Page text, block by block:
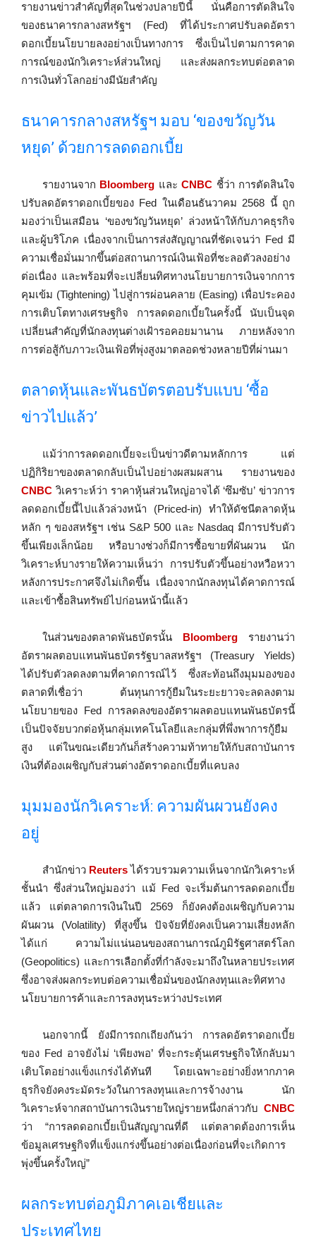
รายงานข่าวสำคัญที่สุดในช่วงปลายปีนี้ นั่นคือการตัดสินใจ
ของธนาคารกลางสหรัฐฯ (Fed) ที่ได้ประกาศปรับลดอัตรา
ดอกเบี้ยนโยบายลงอย่างเป็นทางการ ซึ่งเป็นไปตามการคาด
การณ์ของนักวิเคราะห์ส่วนใหญ่ และส่งผลกระทบต่อตลาด
การเงินทั่วโลกอย่างมีนัยสำคัญ
ธนาคารกลางสหรัฐฯ มอบ ‘ของขวัญวัน
หยุด’ ด้วยการลดดอกเบี้ย
รายงานจาก Bloomberg และCNBC ชี้ว่า การตัดสินใจ
ปรับลดอัตราดอกเบี้ยของ Fed ในเดือนธันวาคม 2568 นี้ ถูก
มองว่าเป็นเสมือน ‘ของขวัญวันหยุด’ ล่วงหน้าให้กับภาคธุรกิจ
และผู้บริโภค เนื่องจากเป็นการส่งสัญญาณที่ชัดเจนว่า Fed มี
ความเชื่อมั่นมากขึ้นต่อสถานการณ์เงินเฟ้อที่ชะลอตัวลงอย่าง
ต่อเนื่อง และพร้อมที่จะเปลี่ยนทิศทางนโยบายการเงินจากการ
คุมเข้ม (Tightening) ไปสู่การผ่อนคลาย (Easing) เพื่อประคอง
การเติบโตทางเศรษฐกิจ การลดดอกเบี้ยในครั้งนี้ นับเป็นจุด
เปลี่ยนสำคัญที่นักลงทุนต่างเฝ้ารอคอยมานาน ภายหลังจาก
การต่อสู้กับภาวะเงินเฟ้อที่พุ่งสูงมาตลอดช่วงหลายปีที่ผ่านมา
ตลาดหุ้นและพันธบัตรตอบรับแบบ ‘ซื้อ
ข่าวไปแล้ว’
แม้ว่าการลดดอกเบี้ยจะเป็นข่าวดีตามหลักการ แต่
ปฏิกิริยาของตลาดกลับเป็นไปอย่างผสมผสาน รายงานของ
CNBC วิเคราะห์ว่า ราคาหุ้นส่วนใหญ่อาจได้ ‘ซึมซับ’ ข่าวการ
ลดดอกเบี้ยนี้ไปแล้วล่วงหน้า (Priced-in) ทำให้ดัชนีตลาดหุ้น
หลัก ๆ ของสหรัฐฯ เช่น S&P 500 และ Nasdaq มีการปรับตัว
ขึ้นเพียงเล็กน้อย หรือบางช่วงก็มีการซื้อขายที่ผันผวน นัก
วิเคราะห์บางรายให้ความเห็นว่า การปรับตัวขึ้นอย่างหวือหวา
หลังการประกาศจึงไม่เกิดขึ้น เนื่องจากนักลงทุนได้คาดการณ์
และเข้าซื้อสินทรัพย์ไปก่อนหน้านี้แล้ว
ในส่วนของตลาดพันธบัตรนั้น Bloomberg รายงานว่า
อัตราผลตอบแทนพันธบัตรรัฐบาลสหรัฐฯ (Treasury Yields)
ได้ปรับตัวลดลงตามที่คาดการณ์ไว้ ซึ่งสะท้อนถึงมุมมองของ
ตลาดที่เชื่อว่า ต้นทุนการกู้ยืมในระยะยาวจะลดลงตาม
นโยบายของ Fed การลดลงของอัตราผลตอบแทนพันธบัตรนี้
เป็นปัจจัยบวกต่อหุ้นกลุ่มเทคโนโลยีและกลุ่มที่พึ่งพาการกู้ยืม
สูง แต่ในขณะเดียวกันก็สร้างความท้าทายให้กับสถาบันการ
เงินที่ต้องเผชิญกับส่วนต่างอัตราดอกเบี้ยที่แคบลง
มุมมองนักวิเคราะห์: ความผันผวนยังคง
อยู่
สำนักข่าว Reutersได้รวบรวมความเห็นจากนักวิเคราะห์
ชั้นนำ ซึ่งส่วนใหญ่มองว่า แม้ Fed จะเริ่มต้นการลดดอกเบี้ย
แล้ว แต่ตลาดการเงินในปี 2569 ก็ยังคงต้องเผชิญกับความ
ผันผวน (Volatility) ที่สูงขึ้น ปัจจัยที่ยังคงเป็นความเสี่ยงหลัก
ได้แก่ ความไม่แน่นอนของสถานการณ์ภูมิรัฐศาสตร์โลก
(Geopolitics) และการเลือกตั้งที่กำลังจะมาถึงในหลายประเทศ
ซึ่งอาจส่งผลกระทบต่อความเชื่อมั่นของนักลงทุนและทิศทาง
นโยบายการค้าและการลงทุนระหว่างประเทศ
นอกจากนี้ ยังมีการถกเถียงกันว่า การลดอัตราดอกเบี้ย
ของ Fed อาจยังไม่ ‘เพียงพอ’ ที่จะกระตุ้นเศรษฐกิจให้กลับมา
เติบโตอย่างแข็งแกร่งได้ทันที โดยเฉพาะอย่างยิ่งหากภาค
ธุรกิจยังคงระมัดระวังในการลงทุนและการจ้างงาน นัก
วิเคราะห์จากสถาบันการเงินรายใหญ่รายหนึ่งกล่าวกับ CNBC
ว่า “การลดดอกเบี้ยเป็นสัญญาณที่ดี แต่ตลาดต้องการเห็น
ข้อมูลเศรษฐกิจที่แข็งแกร่งขึ้นอย่างต่อเนื่องก่อนที่จะเกิดการ
พุ่งขึ้นครั้งใหญ่”
ผลกระทบต่อภูมิภาคเอเชียและ
ประเทศไทย